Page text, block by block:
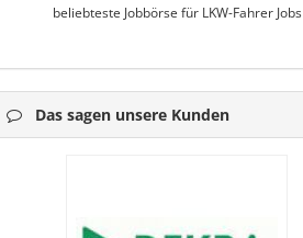
beliebteste Jobbörse für LKW-Fahrer Jobs
Das sagen unsere Kunden